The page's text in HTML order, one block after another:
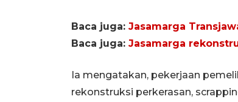
Baca juga: Jasamarga
Baca juga: Jasamarga
Ia mengatakan, pekerjaan
rekonstruksi perkerasan,